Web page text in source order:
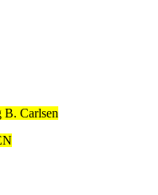
Carlsen